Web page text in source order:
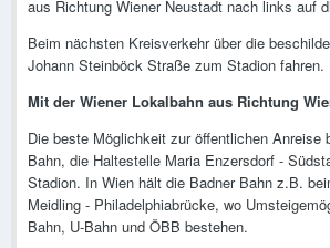
aus Richtung Wiener Neustadt nach links auf
Beim nächsten Kreisverkehr über die
Johann Steinböck Straße zum Stadion fahren.
Mit der Wiener Lokalbahn aus Richtung
Die beste Möglichkeit zur öffentlichen Anreise
Bahn, die Haltestelle Maria Enzersdorf -
Stadion. In Wien hält die Badner Bahn z.B.
Meidling - Philadelphiabrücke, wo
Bahn, U-Bahn und ÖBB bestehen.